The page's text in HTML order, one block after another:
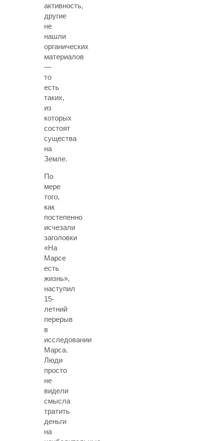
активность,
другие
не
нашли
органических
материалов
—
то
есть
таких,
из
которых
состоят
существа
на
Земле.
По
мере
того,
как
постепенно
исчезали
заголовки
«На
Марсе
есть
жизнь»,
наступил
15-
летний
перерыв
в
исследовании
Марса.
Люди
просто
не
видели
смысла
тратить
деньги
на